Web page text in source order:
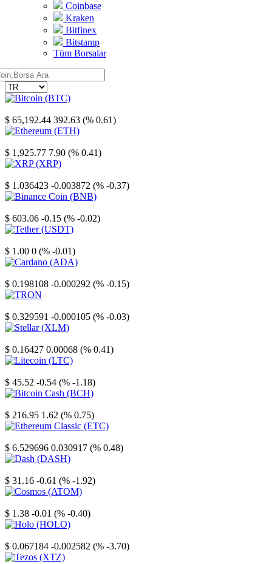
Coinbase
Kraken
Bitfinex
Bitstamp
Tüm Borsalar
$ 65,192.44 392.63 (% 0.61)
$ 1,925.77 7.90 (% 0.41)
$ 1.036423 -0.003872 (% -0.37)
$ 603.06 -0.15 (% -0.02)
$ 1.00 0 (% -0.01)
$ 0.198108 -0.000292 (% -0.15)
$ 0.329591 -0.000105 (% -0.03)
$ 0.16427 0.00068 (% 0.41)
$ 45.52 -0.54 (% -1.18)
$ 216.95 1.62 (% 0.75)
$ 6.529696 0.030917 (% 0.48)
$ 31.16 -0.61 (% -1.92)
$ 1.38 -0.01 (% -0.40)
$ 0.067184 -0.002582 (% -3.70)